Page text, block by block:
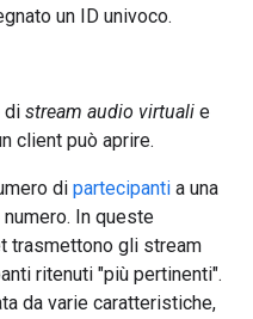
un ID univoco.
di stream audio virtuali e
client può aprire.
di partecipanti a una
In queste
trasmettono gli stream
ritenuti "più pertinenti".
da varie caratteristiche,